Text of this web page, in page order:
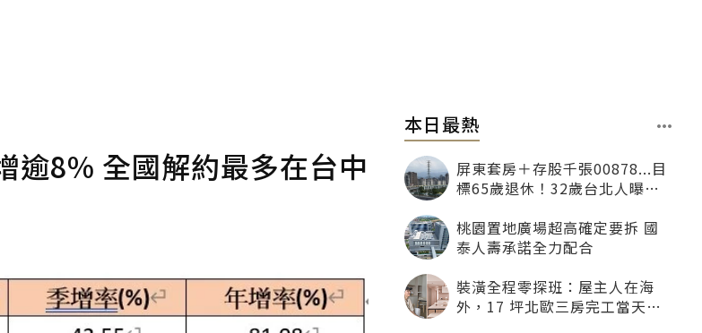
逾8% 全國解約最多在台中
本日最熱
屏東套房＋存股千張00878...目
標65歲退休！32歲台北人曝：
桃園置地廣場超高確定要拆 國
泰人壽承諾全力配合
裝潢全程零探班：屋主人在海
外，17 坪北歐三房完工當天才